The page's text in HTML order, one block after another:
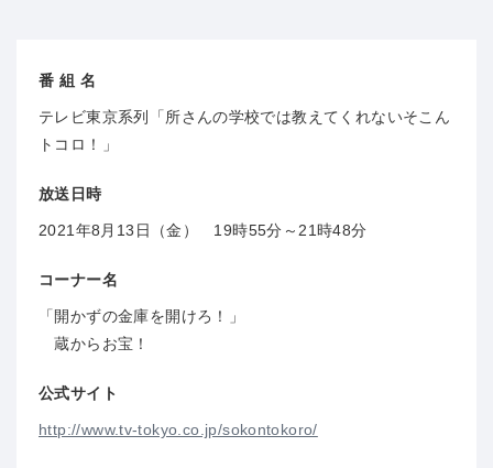
番 組 名
テレビ東京系列「所さんの学校では教えてくれないそこん
トコロ！」
放送日時
2021年8月13日（金） 19時55分～21時48分
コーナー名
「開かずの金庫を開けろ！」
蔵からお宝！
公式サイト
http://www.tv-tokyo.co.jp/sokontokoro/